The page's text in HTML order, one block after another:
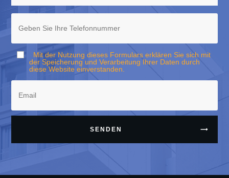
Mit der Nutzung dieses Formulars erklären Sie sich mit
der Speicherung und Verarbeitung Ihrer Daten durch
diese Website einverstanden.
SENDEN